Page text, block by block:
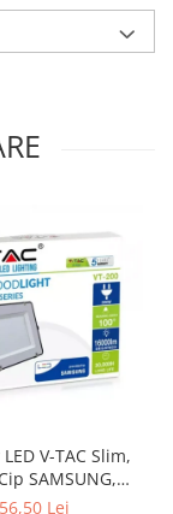
V-TAC Slim,
SAMSUNG,
w, 16000lm
Lei